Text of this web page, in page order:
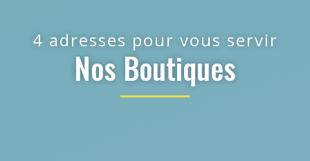
4 adresses pour vous servir
Nos Boutiques